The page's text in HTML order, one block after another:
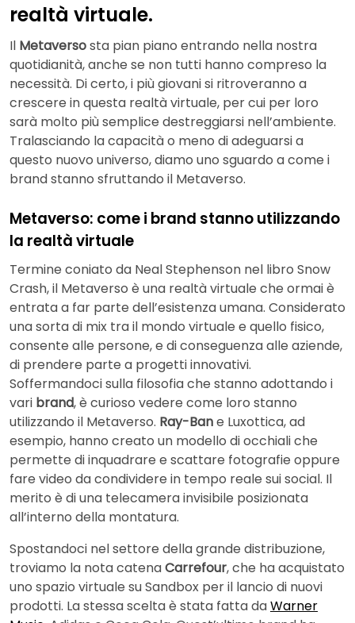
realtà virtuale.
Il Metaversosta pian piano entrando nella nostra
quotidianità, anche se non tutti hanno compreso la
necessità. Di certo, i più giovani si ritroveranno a
crescere in questa realtà virtuale, per cui per loro
sarà molto più semplice destreggiarsi nell’ambiente.
Tralasciando la capacità o meno di adeguarsi a
questo nuovo universo, diamo uno sguardo a come i
brand stanno sfruttando il Metaverso.
Metaverso: come i brand stanno utilizzando
la realtà virtuale
Termine coniato da Neal Stephenson nel libro Snow
Crash, il Metaverso è una realtà virtuale che ormai è
entrata a far parte dell’esistenza umana. Considerato
una sorta di mix tra il mondo virtuale e quello fisico,
consente alle persone, e di conseguenza alle aziende,
di prendere parte a progetti innovativi.
Soffermandoci sulla filosofia che stanno adottando i
vari brand, è curioso vedere come loro stanno
utilizzando il Metaverso. Ray-Bane Luxottica, ad
esempio, hanno creato un modello di occhiali che
permette di inquadrare e scattare fotografie oppure
fare video da condividere in tempo reale sui social. Il
merito è di una telecamera invisibile posizionata
all’interno della montatura.
Spostandoci nel settore della grande distribuzione,
troviamo la nota catenaCarrefour, che ha acquistato
uno spazio virtuale su Sandbox per il lancio di nuovi
prodotti. La stessa scelta è stata fatta daWarner